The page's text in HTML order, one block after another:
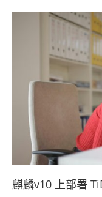
麒麟v10 上部署